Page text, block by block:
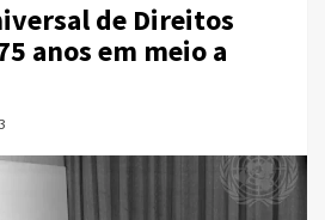
de Direitos
anos em meio a